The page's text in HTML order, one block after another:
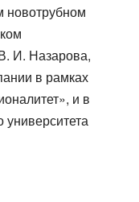
новотрубном
И. Назарова,
в рамках
и в
университета